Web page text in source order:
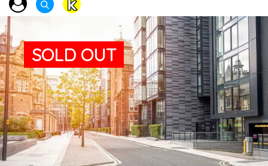
SOLD OUT